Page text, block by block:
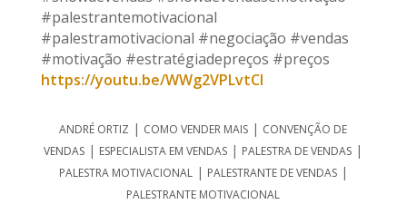
#palestrantemotivacional
#palestramotivacional #negociação #vendas
#motivação #estratégiadepreços #preços
https://youtu.be/WWg2VPLvtCI
ANDRÉ ORTIZ | COMO VENDER MAIS | CONVENÇÃO DE
VENDAS | ESPECIALISTA EM VENDAS | PALESTRA DE VENDAS |
PALESTRA MOTIVACIONAL| PALESTRANTE DE VENDAS|
PALESTRANTE MOTIVACIONAL